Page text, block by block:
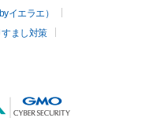
イエラエ）
まし対策